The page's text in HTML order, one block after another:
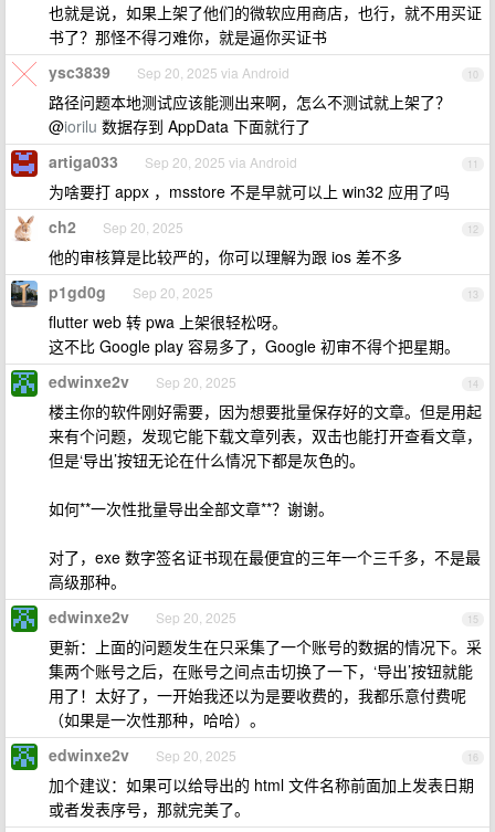
也就是说，如果上架了他们的微软应用商店，也行，就不用买证
书了？那怪不得刁难你，就是逼你买证书
10
ysc3839 Sep 20, 2025 via Android
路径问题本地测试应该能测出来啊，怎么不测试就上架了？
@iorilu 数据存到 AppData 下面就行了
11
artiga033 Sep 20, 2025 via Android
为啥要打 appx ，msstore 不是早就可以上 win32 应用了吗
12
ch2 Sep 20, 2025
他的审核算是比较严的，你可以理解为跟 ios 差不多
13
p1gd0g Sep 20, 2025
flutter web 转 pwa 上架很轻松呀。
这不比 Google play 容易多了，Google 初审不得个把星期。
14
edwinxe2v Sep 20, 2025
楼主你的软件刚好需要，因为想要批量保存好的文章。但是用起
来有个问题，发现它能下载文章列表，双击也能打开查看文章，
但是‘导出’按钮无论在什么情况下都是灰色的。
如何**一次性批量导出全部文章**？谢谢。
对了，exe 数字签名证书现在最便宜的三年一个三千多，不是最
高级那种。
15
edwinxe2v Sep 20, 2025
更新：上面的问题发生在只采集了一个账号的数据的情况下。采
集两个账号之后，在账号之间点击切换了一下，‘导出’按钮就能
用了！太好了，一开始我还以为是要收费的，我都乐意付费呢
（如果是一次性那种，哈哈）。
16
edwinxe2v Sep 20, 2025
加个建议：如果可以给导出的 html 文件名称前面加上发表日期
或者发表序号，那就完美了。